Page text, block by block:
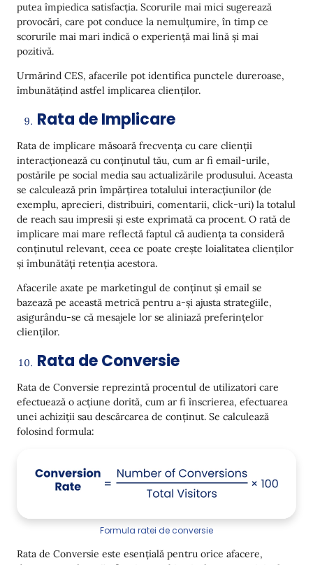
putea împiedica satisfacția. Scorurile mai mici sugerează
provocări, care pot conduce la nemulțumire, în timp ce
scorurile mai mari indică o experiență mai lină și mai
pozitivă.
Urmărind CES, afacerile pot identifica punctele dureroase,
îmbunătățind astfel implicarea clienților.
Rata de Implicare
Rata de implicare măsoară frecvența cu care clienții
interacționează cu conținutul tău, cum ar fi email-urile,
postările pe social media sau actualizările produsului. Aceasta
se calculează prin împărțirea totalului interacțiunilor (de
exemplu, aprecieri, distribuiri, comentarii, click-uri) la totalul
de reach sau impresii și este exprimată ca procent. O rată de
implicare mai mare reflectă faptul că audiența ta consideră
conținutul relevant, ceea ce poate crește loialitatea clienților
și îmbunătăți retenția acestora.
Afacerile axate pe marketingul de conținut și email se
bazează pe această metrică pentru a-și ajusta strategiile,
asigurându-se că mesajele lor se aliniază preferințelor
clienților.
Rata de Conversie
Rata de Conversie reprezintă procentul de utilizatori care
efectuează o acțiune dorită, cum ar fi înscrierea, efectuarea
unei achiziții sau descărcarea de conținut. Se calculează
folosind formula:
Formula ratei de conversie
Rata de Conversie este esențială pentru orice afacere,